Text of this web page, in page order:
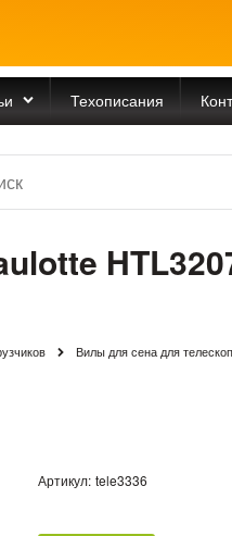
Техописания
Вилы для сена для
Артикул: tele3336